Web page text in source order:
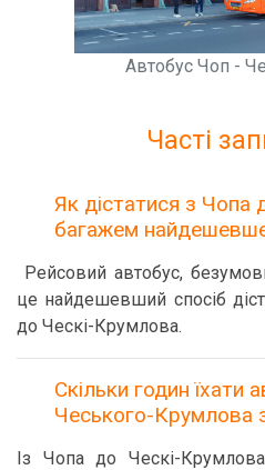
Автобус Чоп -
Часті
Як дістатися з Чопа
багажем
Рейсовий автобус,
це найдешевший спосіб
до Ческі-Крумлова.
Скільки годин їхати
Чеського-Крумлова
Із Чопа до Ческі-